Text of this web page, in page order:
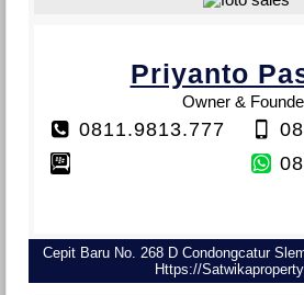
Priyanto
Owner &
0811.9813.777
Cepit Baru No. 268 D Condongcatur
Https://